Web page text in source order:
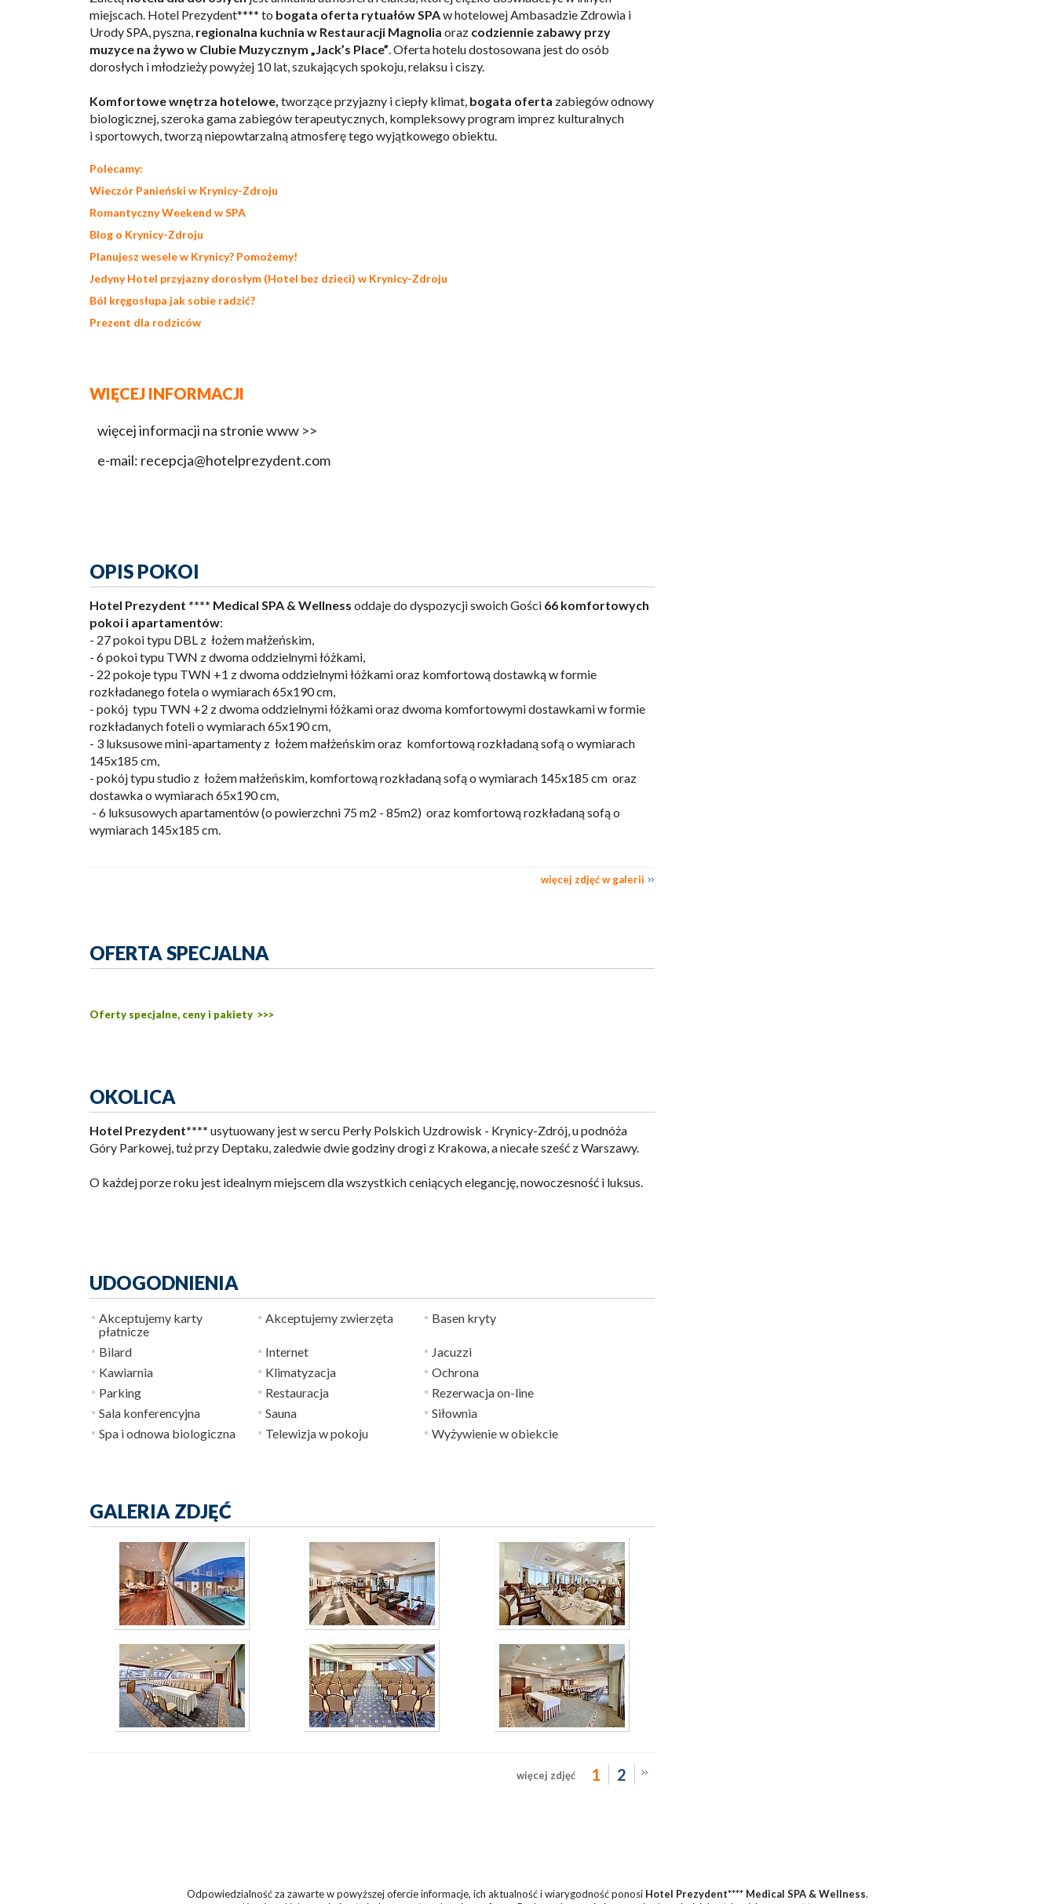
miejscach. Hotel Prezydent**** to bogata oferta rytuałów SPAw hotelowej Ambasadzie Zdrowia i
Urody SPA, pyszna, regionalna kuchnia w Restauracji Magnolia oraz codziennie zabawy przy
muzyce na żywo w Clubie Muzycznym „Jack’s Place”. Oferta hotelu dostosowana jest do osób
dorosłych i młodzieży powyżej 10 lat, szukających spokoju, relaksu i ciszy.
Komfortowe wnętrza hotelowe, tworzące przyjazny i ciepły klimat, bogata oferta zabiegów odnowy
biologicznej, szeroka gama zabiegów terapeutycznych, kompleksowy program imprez kulturalnych
i sportowych, tworzą niepowtarzalną atmosferę tego wyjątkowego obiektu.
Polecamy:
Wieczór Panieński w Krynicy-Zdroju
Romantyczny Weekend w SPA
Blog o Krynicy-Zdroju
Planujesz wesele w Krynicy? Pomożemy!
JedynyHotel przyjazny dorosłym (Hotel bez dzieci) w Krynicy-Zdroju
Ból kręgosłupa jak sobie radzić?
Prezent dla rodziców
WIĘCEJ INFORMACJI
więcej informacji na stronie www >>
e-mail: recepcja@hotelprezydent.com
OPIS POKOI
Hotel Prezydent **** Medical SPA & Wellness oddaje do dyspozycji swoich Gości 66 komfortowych
pokoi i apartamentów:
- 27 pokoi typu DBL z łożem małżeńskim,
- 6 pokoi typu TWN z dwoma oddzielnymi łóżkami,
- 22 pokoje typu TWN +1 z dwoma oddzielnymi łóżkami oraz komfortową dostawką w formie
rozkładanego fotela o wymiarach 65x190 cm,
- pokój typu TWN +2 z dwoma oddzielnymi łóżkami oraz dwoma komfortowymi dostawkami w formie
rozkładanych foteli o wymiarach 65x190 cm,
- 3 luksusowe mini-apartamenty z łożem małżeńskim oraz komfortową rozkładaną sofą o wymiarach
145x185 cm,
- pokój typu studio z łożem małżeńskim, komfortową rozkładaną sofą o wymiarach 145x185 cm oraz
dostawka o wymiarach 65x190 cm,
- 6 luksusowych apartamentów (o powierzchni 75 m2 - 85m2) oraz komfortową rozkładaną sofą o
wymiarach 145x185 cm.
więcej zdjęć w galerii
OFERTA SPECJALNA
Oferty specjalne, ceny i pakiety >>>
OKOLICA
Hotel Prezydent**** usytuowany jest w sercu Perły Polskich Uzdrowisk - Krynicy-Zdrój, u podnóża
Góry Parkowej, tuż przy Deptaku, zaledwie dwie godziny drogi z Krakowa, a niecałe sześć z Warszawy.
O każdej porze roku jest idealnym miejscem dla wszystkich ceniących elegancję, nowoczesność i luksus.
UDOGODNIENIA
Akceptujemy karty
płatnicze
Akceptujemy zwierzęta Basen kryty
Bilard Internet
Jacuzzi
Kawiarnia
Klimatyzacja
Ochrona
Parking
Restauracja
Rezerwacja on-line
Sala konferencyjna
Sauna
Siłownia
Spa i odnowa biologiczna
Telewizja w pokoju Wyżywienie w obiekcie
GALERIA ZDJĘĆ
1 2
więcej zdjęć
Odpowiedzialność za zawarte w powyższej ofercie informacje, ich aktualność i wiarygodność ponosi Hotel Prezydent**** Medical SPA & Wellness.